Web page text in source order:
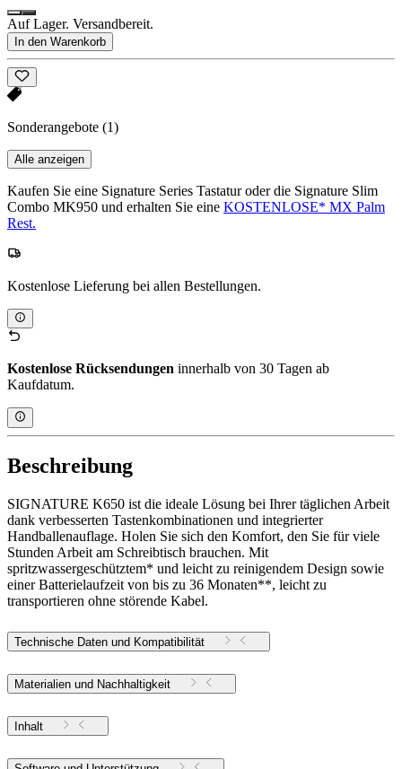
Auf Lager. Versandbereit.
In den Warenkorb
Sonderangebote (1)
Alle anzeigen
Kaufen Sie eine Signature Series Tastatur oder die Signature Slim
Combo MK950 und erhalten Sie eine KOSTENLOSE* MX Palm
Rest.
Kostenlose Lieferung bei allen Bestellungen.
Kostenlose Rücksendungen innerhalb von 30 Tagen ab
Kaufdatum.
Beschreibung
SIGNATURE K650 ist die ideale Lösung bei Ihrer täglichen Arbeit
dank verbesserten Tastenkombinationen und integrierter
Handballenauflage. Holen Sie sich den Komfort, den Sie für viele
Stunden Arbeit am Schreibtisch brauchen. Mit
spritzwassergeschütztem* und leicht zu reinigendem Design sowie
einer Batterielaufzeit von bis zu 36 Monaten**, leicht zu
transportieren ohne störende Kabel.
Technische Daten und Kompatibilität
Materialien und Nachhaltigkeit
Inhalt